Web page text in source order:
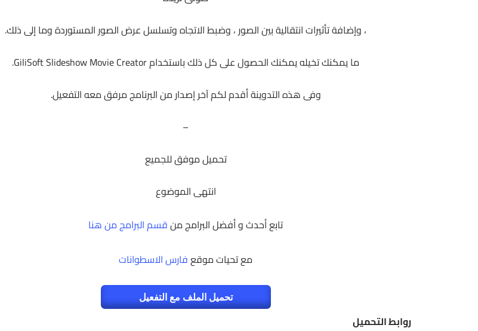
، وإضافة تأثيرات انتقالية بين الصور ، وضبط الاتجاه وتسلسل عرض الصور المستوردة وما إلى ذلك.
ما يمكنك تخيله يمكنك الحصول على كل ذلك باستخدام GiliSoft Slideshow Movie Creator.
وفى هذه التدوينة أقدم لكم آخر إصدار من البرنامج مرفق معه التفعيل.
–
تحميل موفق للجميع
انتهى الموضوع
تابع أحدث و أفضل البرامج منقسم البرامج من هنا
مع تحيات موقعفارس الاسطوانات
تحميل الملف مع التفعيل
روابط التحميل